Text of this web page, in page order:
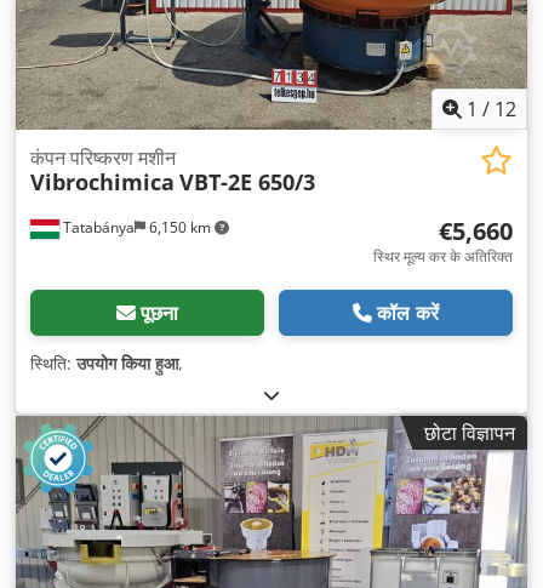
1 / 12
Tatabánya 6,150 km
कंपन परिष्करण मशीन
Vibrochimica VBT-2E 650/3
€5,660
स्थिर मूल्य कर के अतिरिक्त
पूछना कॉल करें
स्थिति:उपयोग किया हुआ,
छोटा विज्ञापन